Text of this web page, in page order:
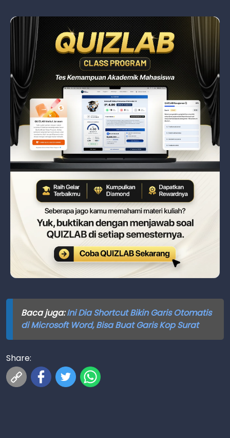
Baca juga:Ini Dia Shortcut Bikin Garis Otomatis
di Microsoft Word, Bisa Buat Garis Kop Surat
Share: